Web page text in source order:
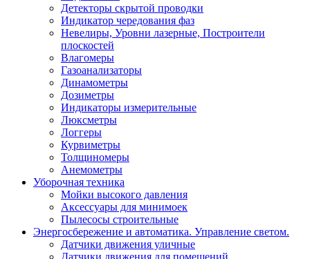
Детекторы скрытой проводки
Индикатор чередования фаз
Невелиры, Уровни лазерные, Построители
плоскостей
Влагомеры
Газоанализаторы
Динамометры
Дозиметры
Индикаторы измерительные
Люксметры
Логгеры
Курвиметры
Толщиномеры
Анемометры
Уборочная техника
Мойки высокого давления
Аксессуары для минимоек
Пылесосы строительные
Энергосбережение и автоматика. Управление светом.
Датчики движения уличные
Датчики движения для помещений